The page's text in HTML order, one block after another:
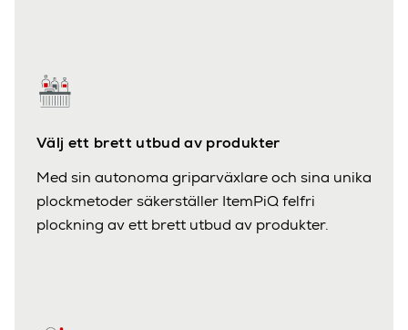
Välj ett brett utbud av produkter
Med sin autonoma griparväxlare och sina unika
plockmetoder säkerställer ItemPiQ felfri
plockning av ett brett utbud av produkter.